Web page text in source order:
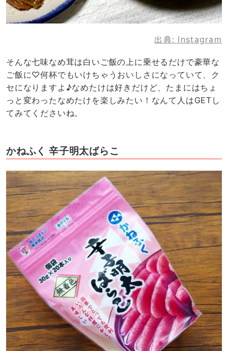
出典: Instagram
そんな七味なめ茸は白いご飯の上に乗せるだけで豪華な
ご飯に♡何杯でもいけちゃうおいしさになっていて、ク
セになりますよ♪なめたけは好きだけど、たまにはちょ
っと変わったなめたけを楽しみたい！なんて人はGETし
てみてくださいね。
かねふく 辛子明太ばらこ